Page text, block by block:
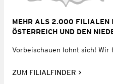
MEHR ALS 2.000 FILIALEN
ÖSTERREICH UND DEN
Vorbeischauen lohnt sich! Wir
ZUM FILIALFINDER